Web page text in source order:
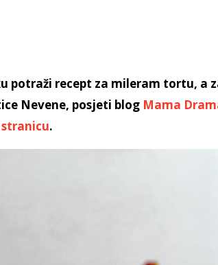
potraži recept za mileram tortu, a
Nevene, posjeti blog Mama
stranicu.